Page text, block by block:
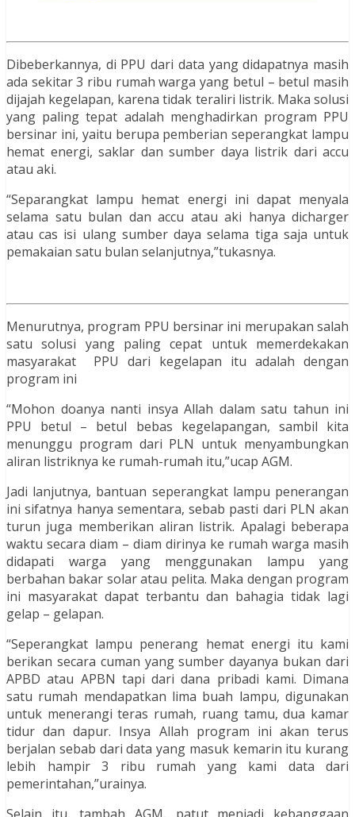
Dibeberkannya, di PPU dari data yang didapatnya masih
ada sekitar 3 ribu rumah warga yang betul – betul masih
dijajah kegelapan, karena tidak teraliri listrik. Maka solusi
yang paling tepat adalah menghadirkan program PPU
bersinar ini, yaitu berupa pemberian seperangkat lampu
hemat energi, saklar dan sumber daya listrik dari accu
atau aki.
“Separangkat lampu hemat energi ini dapat menyala
selama satu bulan dan accu atau aki hanya dicharger
atau cas isi ulang sumber daya selama tiga saja untuk
pemakaian satu bulan selanjutnya,”tukasnya.
Menurutnya, program PPU bersinar ini merupakan salah
satu solusi yang paling cepat untuk memerdekakan
masyarakat PPU dari kegelapan itu adalah dengan
program ini
“Mohon doanya nanti insya Allah dalam satu tahun ini
PPU betul – betul bebas kegelapangan, sambil kita
menunggu program dari PLN untuk menyambungkan
aliran listriknya ke rumah-rumah itu,”ucap AGM.
Jadi lanjutnya, bantuan seperangkat lampu penerangan
ini sifatnya hanya sementara, sebab pasti dari PLN akan
turun juga memberikan aliran listrik. Apalagi beberapa
waktu secara diam – diam dirinya ke rumah warga masih
didapati warga yang menggunakan lampu yang
berbahan bakar solar atau pelita. Maka dengan program
ini masyarakat dapat terbantu dan bahagia tidak lagi
gelap – gelapan.
“Seperangkat lampu penerang hemat energi itu kami
berikan secara cuman yang sumber dayanya bukan dari
APBD atau APBN tapi dari dana pribadi kami. Dimana
satu rumah mendapatkan lima buah lampu, digunakan
untuk menerangi teras rumah, ruang tamu, dua kamar
tidur dan dapur. Insya Allah program ini akan terus
berjalan sebab dari data yang masuk kemarin itu kurang
lebih hampir 3 ribu rumah yang kami data dari
pemerintahan,”urainya.